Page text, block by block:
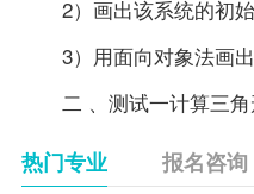
2）画出该系统的初始
3）用面向对象法画出
二 、测试一计算三角
热门专业 报名咨询